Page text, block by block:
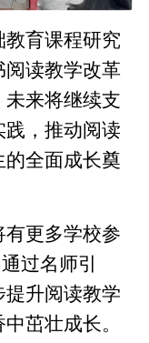
育课程研究
读教学改革
来将继续支
，推动阅读
全面成长奠
更多学校参
过名师引
升阅读教学
茁壮成长。